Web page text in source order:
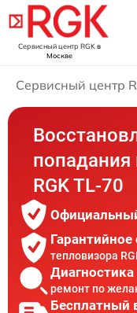
Сервисный центр RGKв
Москве
Сервисный центр
попадания
RGK TL-70
тепловизора
ремонт по
Бесплатный